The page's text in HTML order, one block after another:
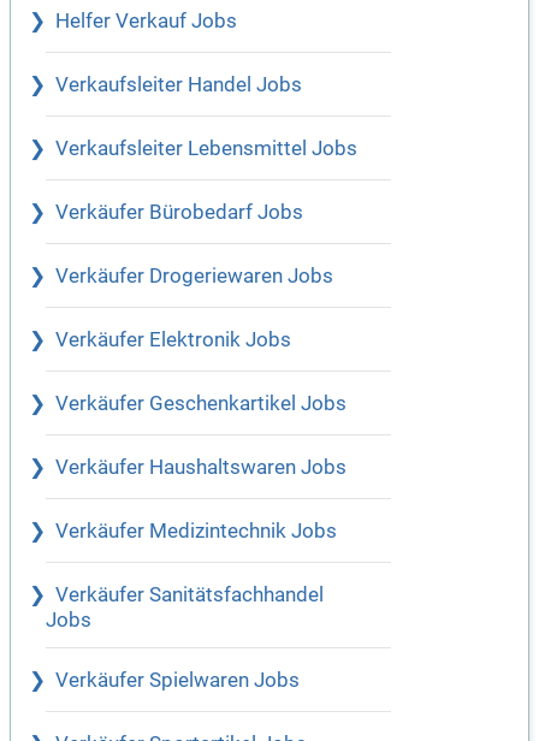
Helfer Verkauf Jobs
Verkaufsleiter Handel Jobs
Verkaufsleiter Lebensmittel Jobs
Verkäufer Bürobedarf Jobs
Verkäufer Drogeriewaren Jobs
Verkäufer Elektronik Jobs
Verkäufer Geschenkartikel Jobs
Verkäufer Haushaltswaren Jobs
Verkäufer Medizintechnik Jobs
Verkäufer Sanitätsfachhandel
Jobs
Verkäufer Spielwaren Jobs